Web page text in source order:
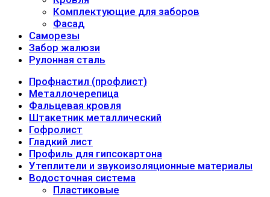
Комплектующие для заборов
Фасад
Саморезы
Забор жалюзи
Рулонная сталь
Профнастил (профлист)
Металлочерепица
Фальцевая кровля
Штакетник металлический
Гофролист
Гладкий лист
Профиль для гипсокартона
Утеплители и звукоизоляционные материалы
Водосточная система
Пластиковые